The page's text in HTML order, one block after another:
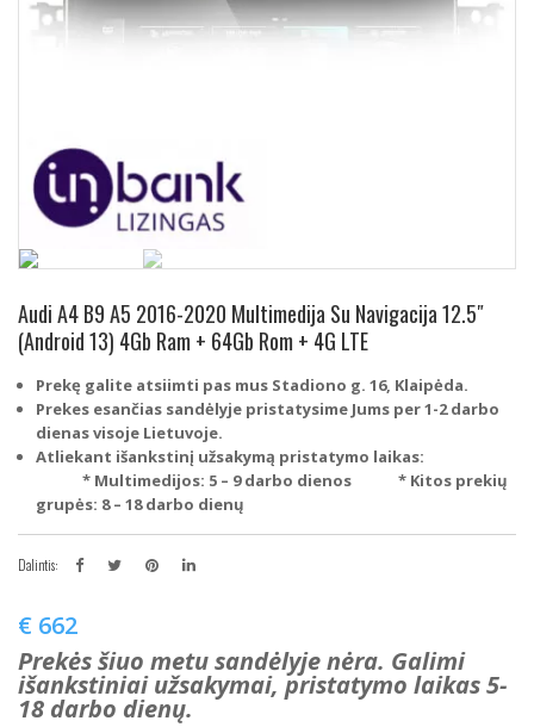
Audi A4 B9 A5 2016-2020 Multimedija Su Navigacija 12.5″
(Android 13) 4Gb Ram + 64Gb Rom + 4G LTE
Prekę galite atsiimti pas mus Stadiono g. 16, Klaipėda.
Prekes esančias sandėlyje pristatysime Jums per 1-2 darbo
dienas visoje Lietuvoje.
Atliekant išankstinį užsakymą pristatymo laikas:
* Multimedijos: 5 – 9 darbo dienos * Kitos prekių
grupės: 8 – 18 darbo dienų
Dalintis:
€ 662
Prekės šiuo metu sandėlyje nėra. Galimi
išankstiniai užsakymai, pristatymo laikas 5-
18 darbo dienų.